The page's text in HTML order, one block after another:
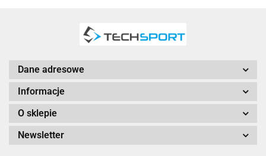
Dane adresowe
Informacje
O sklepie
Newsletter